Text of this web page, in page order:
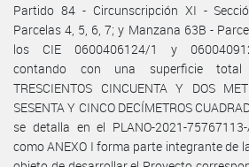
Partido 84 - Circunscripción XI -
Parcelas 4, 5, 6, 7; y Manzana 63B -
los CIE 0600406124/1 y
contando con una superficie total
TRESCIENTOS CINCUENTA Y DOS
SESENTA Y CINCO DECÍMETROS
se detalla en el PLANO-2021-75767113-
como ANEXO I forma parte integrante de